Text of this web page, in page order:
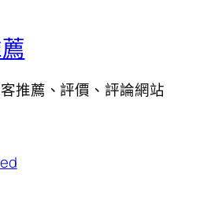
客推薦、評價、評論網站